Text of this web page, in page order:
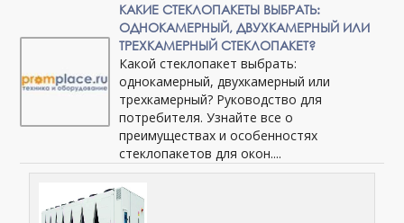
КАКИЕ СТЕКЛОПАКЕТЫ ВЫБРАТЬ:
ОДНОКАМЕРНЫЙ, ДВУХКАМЕРНЫЙ ИЛИ
ТРЕХКАМЕРНЫЙ СТЕКЛОПАКЕТ?
Какой стеклопакет выбрать:
однокамерный, двухкамерный или
трехкамерный? Руководство для
потребителя. Узнайте все о
преимуществах и особенностях
стеклопакетов для окон....